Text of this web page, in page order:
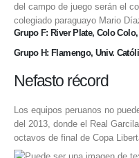
del campo de juego serán el
colegiado paraguayo Mario
Grupo F: River Plate, Colo
Grupo H: Flamengo, Univ.
Nefasto récord
Los equipos peruanos no
del 2013, donde el Real
octavos de final de Copa